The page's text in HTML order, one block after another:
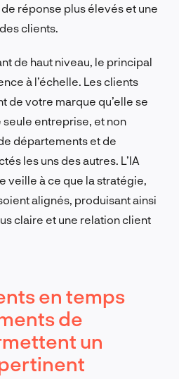
réponse plus élevés et une
clients.
de haut niveau, le principal
à l’échelle. Les clients
de votre marque qu’elle se
entreprise, et non
départements et de
les uns des autres. L’IA
veille à ce que la stratégie,
alignés, produisant ainsi
claire et une relation client
en temps
de
un